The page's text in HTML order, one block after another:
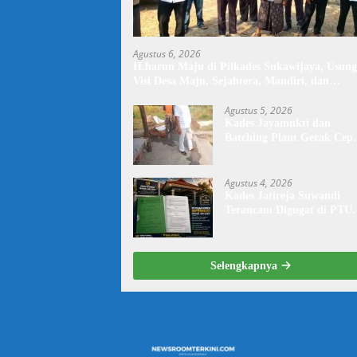
Agustus 6, 2026
Agustus 5, 2026
Agustus 4, 2026
Komisi Informasi
Selengkapnya